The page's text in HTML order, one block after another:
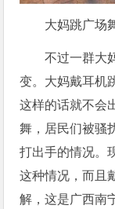
大妈跳广场
不过一群大
变。大妈戴耳机
这样的话就不会
舞，居民们被骚
打出手的情况。
这种情况，而且
解，这是广西南